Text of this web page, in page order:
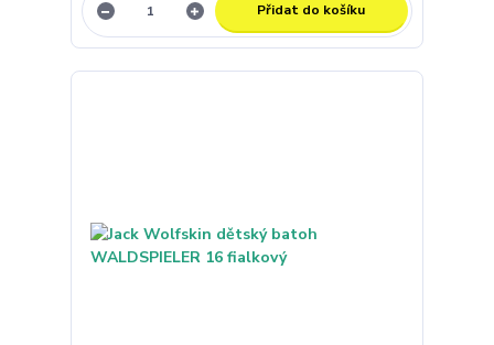
Přidat do košíku